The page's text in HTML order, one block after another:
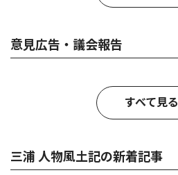
意見広告・議会報告
すべて見る
三浦 人物風土記の新着記事